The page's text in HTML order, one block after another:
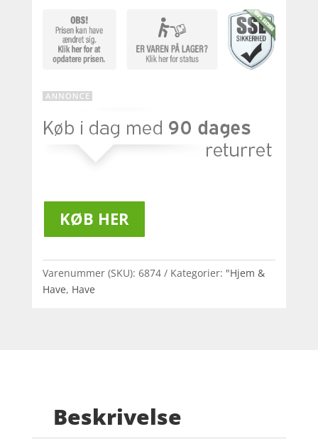
KØB HER
Varenummer (SKU): 6874 Kategorier: "Hjem &
Have, Have
Beskrivelse